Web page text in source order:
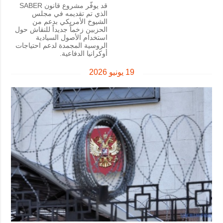
قد يوفّر مشروع قانون SABER
الذي تم تقديمه في مجلس
الشيوخ الأمريكي بدعم من
الحزبين زخماً جديداً للنقاش حول
استخدام الأصول السيادية
الروسية المجمدة لدعم احتياجات
أوكرانيا الدفاعية.
19 يونيو 2026